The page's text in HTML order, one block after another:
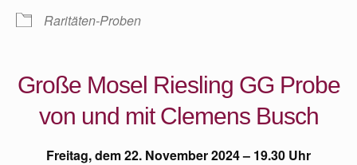
Raritäten-Proben
Große Mosel Riesling GG Probe
von und mit Clemens Busch
Freitag, dem 22. November 2024 – 19.30 Uhr